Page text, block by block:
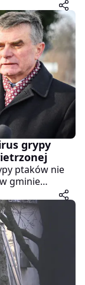
weterynarii
będą
grypy
ptaków nie
gminie
lubelski
grypy
indyki i